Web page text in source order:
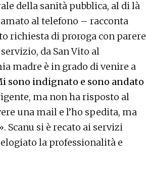
della sanità pubblica, al di là
al telefono – racconta
richiesta di proroga con parere
da San Vito al
madre è in grado di venire a
sono indignato e sono andato
ma non ha risposto al
una mail e l’ho spedita, ma
Scanu si è recato ai servizi
la professionalità e